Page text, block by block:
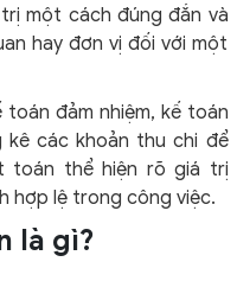
một cách đúng đắn và
hay đơn vị đối với một
đảm nhiệm, kế toán
các khoản thu chi để
toán thể hiện rõ giá trị
hợp lệ trong công việc.
là gì?